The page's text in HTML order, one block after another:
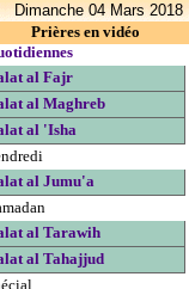
Dimanche 04 Mars 2018
Prières en vidéo
al Fajr
al Maghreb
al 'Isha
al Jumu'a
al Tarawih
al Tahajjud